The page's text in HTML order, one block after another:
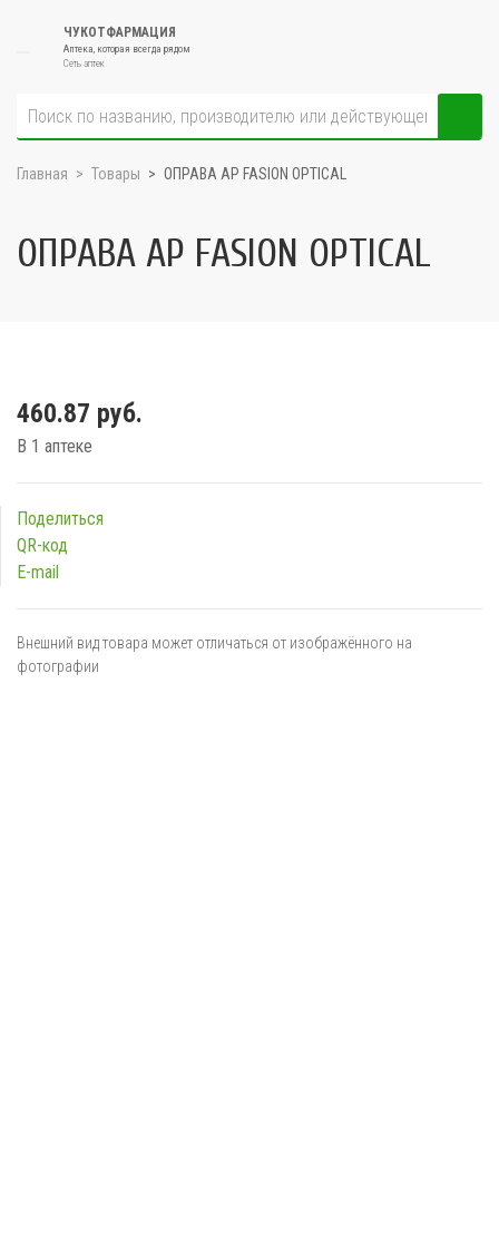
ЧУКОТФАРМАЦИЯ
Аптека, которая всегда рядом
Сеть аптек
Главная Товары ОПРАВА AP FASION OPTICAL
ОПРАВА AP FASION OPTICAL
460.87 руб.
В 1 аптеке
Поделиться
QR-код
E-mail
Внешний вид товара может отличаться от изображённого на
фотографии